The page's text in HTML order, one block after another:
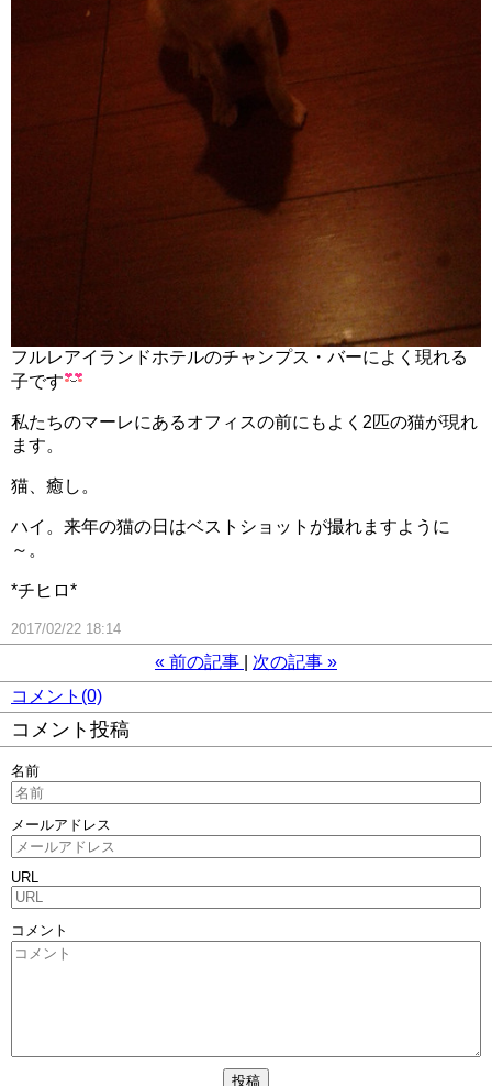
フルレアイランドホテルのチャンプス・バーによく現れる
子です
私たちのマーレにあるオフィスの前にもよく2匹の猫が現れ
ます。
猫、癒し。
ハイ。来年の猫の日はベストショットが撮れますように
～。
*チヒロ*
2017/02/22 18:14
« 前の記事 次の記事 »
コメント(0)
コメント投稿
名前
メールアドレス
URL
コメント